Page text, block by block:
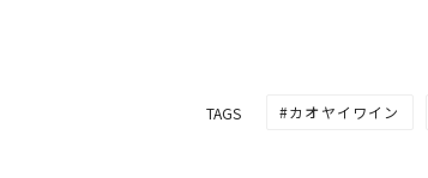
TAGS カオヤイワイン